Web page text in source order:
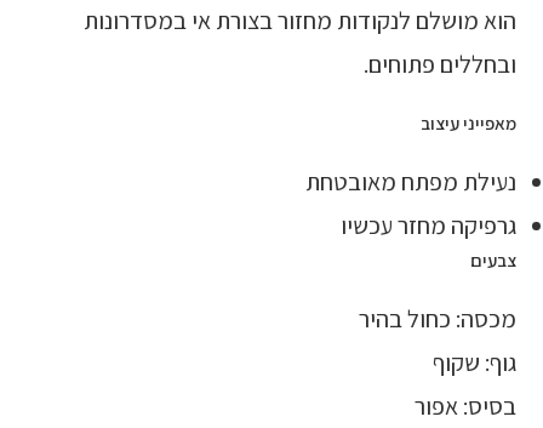
הוא מושלם לנקודות מחזור בצורת אי במסדרונות
ובחללים פתוחים.
מאפייני עיצוב
נעילת מפתח מאובטחת
גרפיקה מחזר עכשיו
צבעים
מכסה: כחול בהיר
גוף: שקוף
בסיס: אפור